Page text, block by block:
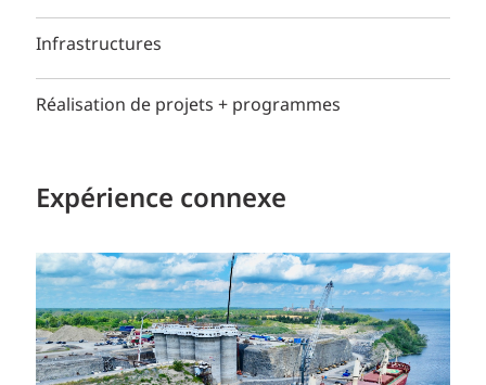
Infrastructures
Réalisation de projets + programmes
Expérience connexe